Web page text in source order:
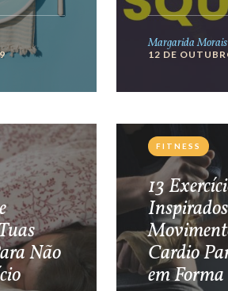
Margarida Morais
12 DE
Não
FITNESS
13
Cardio
em Forma